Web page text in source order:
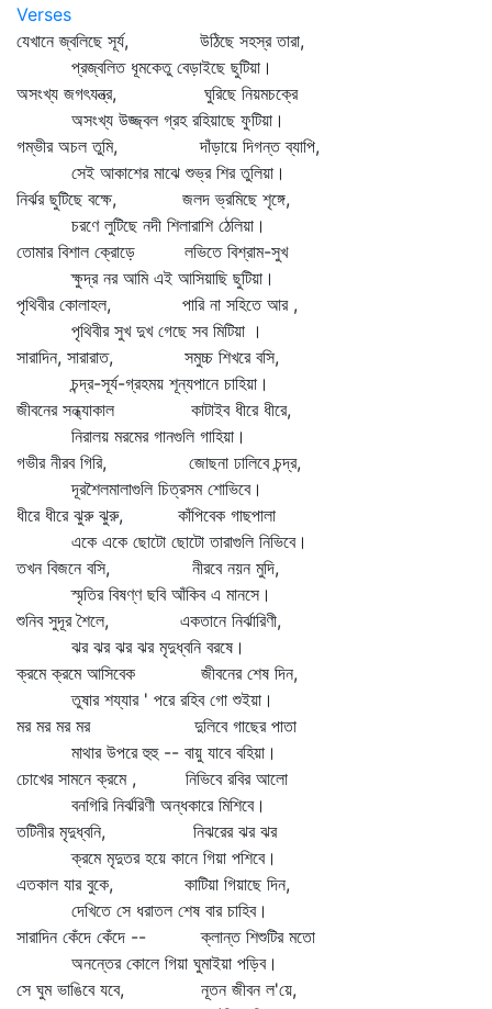
Verses
যেখানে জ্বলিছে সূর্য, উঠিছে সহস্র তারা,
প্রজ্বলিত ধূমকেতু বেড়াইছে ছুটিয়া।
অসংখ্য জগৎযন্ত্র, ঘুরিছে নিয়মচক্রে
অসংখ্য উজ্জ্বল গ্রহ রহিয়াছে ফুটিয়া।
গম্ভীর অচল তুমি, দাঁড়ায়ে দিগন্ত ব্যাপি,
সেই আকাশের মাঝে শুভ্র শির তুলিয়া।
নির্ঝর ছুটিছে বক্ষে, জলদ ভ্রমিছে শৃঙ্গে,
চরণে লুটিছে নদী শিলারাশি ঠেলিয়া।
তোমার বিশাল ক্রোড়ে লভিতে বিশ্রাম-সুখ
ক্ষুদ্র নর আমি এই আসিয়াছি ছুটিয়া।
পৃথিবীর কোলাহল, পারি না সহিতে আর ,
পৃথিবীর সুখ দুখ গেছে সব মিটিয়া ।
সারাদিন, সারারাত, সমুচ্চ শিখরে বসি,
চন্দ্র-সূর্য-গ্রহময় শূন্যপানে চাহিয়া।
জীবনের সন্ধ্যাকাল কাটাইব ধীরে ধীরে,
নিরালয় মরমের গানগুলি গাহিয়া।
গভীর নীরব গিরি, জোছনা ঢালিবে চন্দ্র,
দূরশৈলমালাগুলি চিত্রসম শোভিবে।
ধীরে ধীরে ঝুরু ঝুরু, কাঁপিবেক গাছপালা
একে একে ছোটো ছোটো তারাগুলি নিভিবে।
তখন বিজনে বসি, নীরবে নয়ন মুদি,
স্মৃতির বিষণ্ণ ছবি আঁকিব এ মানসে।
শুনিব সুদূর শৈলে, একতানে নির্ঝারিণী,
ঝর ঝর ঝর ঝর মৃদুধ্বনি বরষে।
ক্রমে ক্রমে আসিবেক জীবনের শেষ দিন,
তুষার শয্যার ' পরে রহিব গো শুইয়া।
মর মর মর মর দুলিবে গাছের পাতা
মাথার উপরে হুহু -- বায়ু যাবে বহিয়া।
চোখের সামনে ক্রমে , নিভিবে রবির আলো
বনগিরি নির্ঝরিণী অন্ধকারে মিশিবে।
তটিনীর মৃদুধ্বনি, নিঝরের ঝর ঝর
ক্রমে মৃদুতর হয়ে কানে গিয়া পশিবে।
এতকাল যার বুকে, কাটিয়া গিয়াছে দিন,
দেখিতে সে ধরাতল শেষ বার চাহিব।
সারাদিন কেঁদে কেঁদে -- ক্লান্ত শিশুটির মতো
অনন্তের কোলে গিয়া ঘুমাইয়া পড়িব।
সে ঘুম ভাঙিবে যবে, নূতন জীবন ল'য়ে,